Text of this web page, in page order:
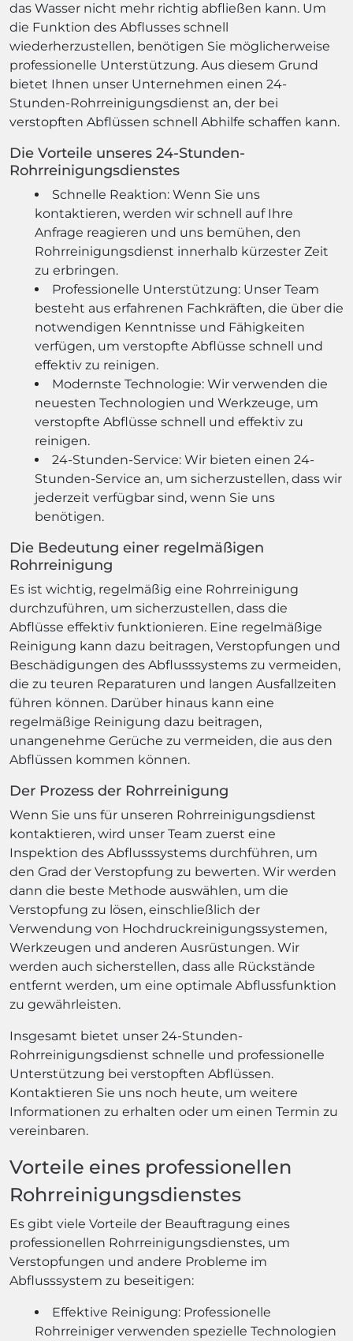
das Wasser nicht mehr richtig abfließen kann. Um
die Funktion des Abflusses schnell
wiederherzustellen, benötigen Sie möglicherweise
professionelle Unterstützung. Aus diesem Grund
bietet Ihnen unser Unternehmen einen 24-
Stunden-Rohrreinigungsdienst an, der bei
verstopften Abflüssen schnell Abhilfe schaffen kann.
Die Vorteile unseres 24-Stunden-
Rohrreinigungsdienstes
Schnelle Reaktion: Wenn Sie uns
kontaktieren, werden wir schnell auf Ihre
Anfrage reagieren und uns bemühen, den
Rohrreinigungsdienst innerhalb kürzester Zeit
zu erbringen.
Professionelle Unterstützung: Unser Team
besteht aus erfahrenen Fachkräften, die über die
notwendigen Kenntnisse und Fähigkeiten
verfügen, um verstopfte Abflüsse schnell und
effektiv zu reinigen.
Modernste Technologie: Wir verwenden die
neuesten Technologien und Werkzeuge, um
verstopfte Abflüsse schnell und effektiv zu
reinigen.
24-Stunden-Service: Wir bieten einen 24-
Stunden-Service an, um sicherzustellen, dass wir
jederzeit verfügbar sind, wenn Sie uns
benötigen.
Die Bedeutung einer regelmäßigen
Rohrreinigung
Es ist wichtig, regelmäßig eine Rohrreinigung
durchzuführen, um sicherzustellen, dass die
Abflüsse effektiv funktionieren. Eine regelmäßige
Reinigung kann dazu beitragen, Verstopfungen und
Beschädigungen des Abflusssystems zu vermeiden,
die zu teuren Reparaturen und langen Ausfallzeiten
führen können. Darüber hinaus kann eine
regelmäßige Reinigung dazu beitragen,
unangenehme Gerüche zu vermeiden, die aus den
Abflüssen kommen können.
Der Prozess der Rohrreinigung
Wenn Sie uns für unseren Rohrreinigungsdienst
kontaktieren, wird unser Team zuerst eine
Inspektion des Abflusssystems durchführen, um
den Grad der Verstopfung zu bewerten. Wir werden
dann die beste Methode auswählen, um die
Verstopfung zu lösen, einschließlich der
Verwendung von Hochdruckreinigungssystemen,
Werkzeugen und anderen Ausrüstungen. Wir
werden auch sicherstellen, dass alle Rückstände
entfernt werden, um eine optimale Abflussfunktion
zu gewährleisten.
Insgesamt bietet unser 24-Stunden-
Rohrreinigungsdienst schnelle und professionelle
Unterstützung bei verstopften Abflüssen.
Kontaktieren Sie uns noch heute, um weitere
Informationen zu erhalten oder um einen Termin zu
vereinbaren.
Vorteile eines professionellen
Rohrreinigungsdienstes
Es gibt viele Vorteile der Beauftragung eines
professionellen Rohrreinigungsdienstes, um
Verstopfungen und andere Probleme im
Abflusssystem zu beseitigen:
Effektive Reinigung: Professionelle
Rohrreiniger verwenden spezielle Technologien